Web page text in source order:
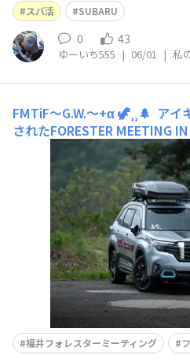
に行って見積もりを出してもら
買う余力がなく断念せざるおえ
スバ活
SUBARU
0 43
ゆーいち555 | 06/01 | 私
FMTiF～G.W.～+‪α‬ 🦖⸒⸒🌲 アイ
されたFORESTER MEETING
が！！なんとっ！なんとっ！
に！！！！お写真！！！！！
😍📸🤤まさか撮影していただ
✨感謝🙏✨ 佇んでるところを
福井フォレスターミーティング